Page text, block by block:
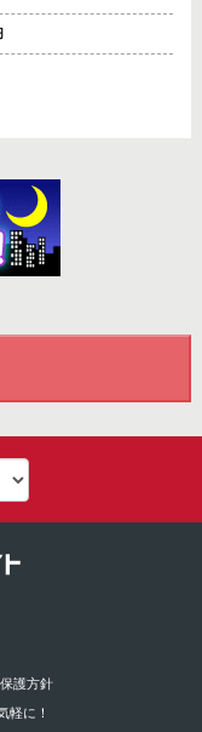
護方針
軽に！